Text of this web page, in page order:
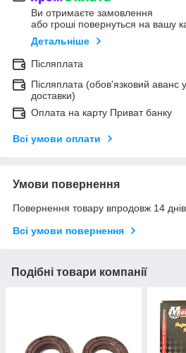
Ви отримаєте замовлення
або гроші повернуться на вашу
Детальніше
Післяплата
Післяплата (обов'язковий аванс у
доставки)
Оплата на карту Приват банку
Всі умови оплати
Умови повернення
Повернення товару впродовж 14
Всі умови повернення
Подібні товари компанії